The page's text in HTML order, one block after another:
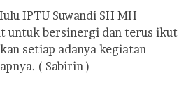
IPTU Suwandi SH MH
untuk bersinergi dan terus ikut
setiap adanya kegiatan
( Sabirin )